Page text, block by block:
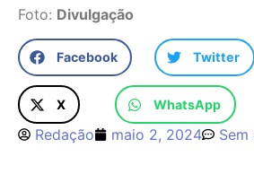
Foto: Divulgação
Facebook Twitter
X WhatsApp
Redação maio 2, 2024